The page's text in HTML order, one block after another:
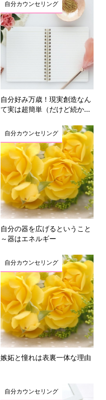
自分カウンセリング
自分好み万歳！現実創造なん
て実は超簡単（だけど続か...
自分カウンセリング
自分の器を広げるということ
～器はエネルギー
自分カウンセリング
嫉妬と憧れは表裏一体な理由
自分カウンセリング